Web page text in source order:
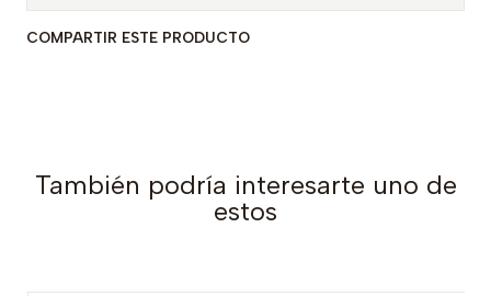
COMPARTIR ESTE PRODUCTO
También podría interesarte uno de
estos